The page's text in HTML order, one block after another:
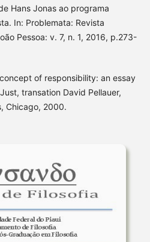
Hans Jonas ao programa
In: Problemata: Revista
Pessoa: v. 7, n. 1, 2016, p.273-
of responsibility: an essay
transation David Pellauer,
Chicago, 2000.